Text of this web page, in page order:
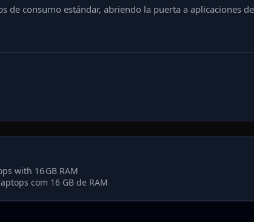
consumo estándar, abriendo la puerta a aplicaciones
with 16 GB RAM
com 16 GB de RAM